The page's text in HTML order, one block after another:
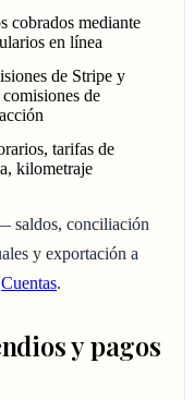
cobrados mediante
en línea
de Stripe y
comisiones de
tarifas de
kilometraje
saldos, conciliación
y exportación a
Cuentas.
y pagos